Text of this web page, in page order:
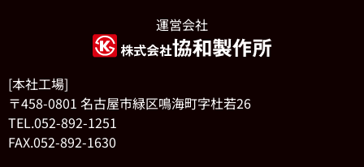
運営会社
[本社工場]
〒458-0801 名古屋市緑区鳴海町字杜若26
TEL.052-892-1251
FAX.052-892-1630